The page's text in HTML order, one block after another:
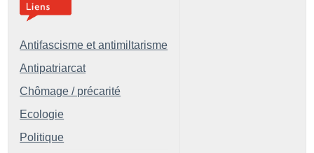
Antifascisme et antimiltarisme
Antipatriarcat
Chômage / précarité
Ecologie
Politique